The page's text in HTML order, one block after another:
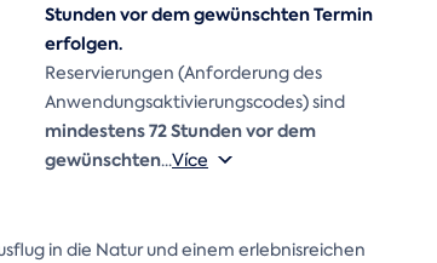
Stunden vor dem gewünschten Termin
erfolgen.
Reservierungen (Anforderung des
Anwendungsaktivierungscodes) sind
mindestens 72 Stunden vor dem
gewünschten...Více
in die Natur und einem erlebnisreichen